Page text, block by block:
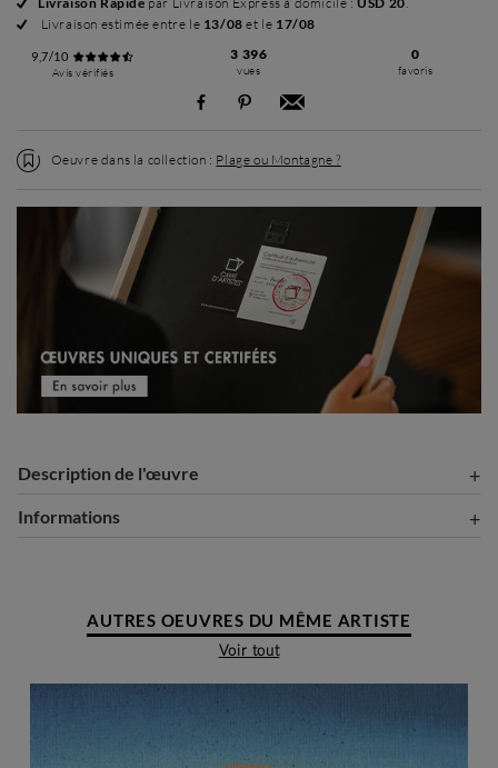
Livraison estimée entre le 13/08 et le 17/08
9,7/10
Avis vérifiés
3 396
vues
0
favoris
Oeuvre dans la collection : Plage ou Montagne ?
Description de l'œuvre
Informations
AUTRES OEUVRES DU MÊME ARTISTE
Voir tout